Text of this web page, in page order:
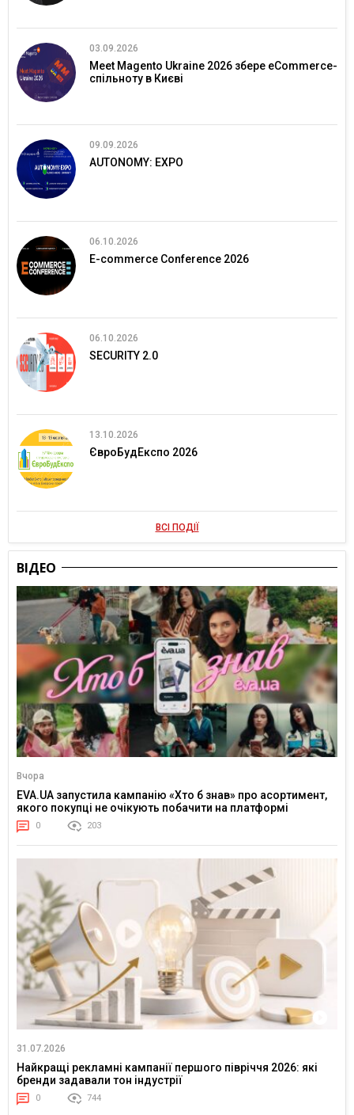
03.09.2026
Meet Magento Ukraine 2026 збере eCommerce-
спільноту в Києві
09.09.2026
AUTONOMY: EXPO
06.10.2026
E-commerce Conference 2026
06.10.2026
SECURITY 2.0
13.10.2026
ЄвроБудЕкспо 2026
ВСІ ПОДІЇ
ВІДЕО
Вчора
EVA.UA запустила кампанію «Хто б знав» про асортимент,
якого покупці не очікують побачити на платформі
0 203
31.07.2026
Найкращі рекламні кампанії першого півріччя 2026: які
бренди задавали тон індустрії
0 744